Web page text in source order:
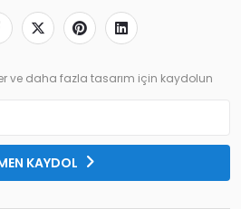
ve daha fazla tasarım için kaydolun
KAYDOL